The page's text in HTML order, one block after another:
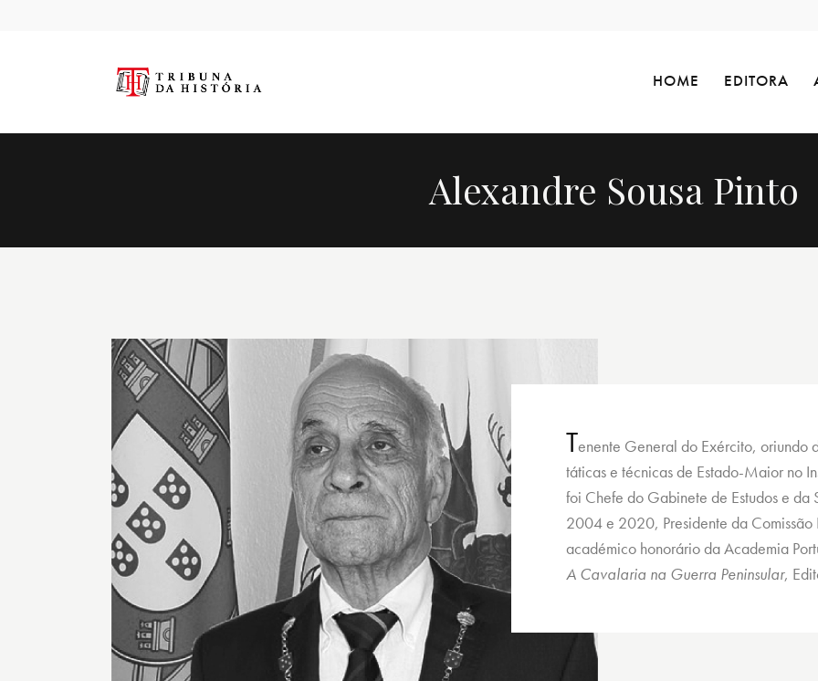
HOME EDITORA
Alexandre Sousa Pinto
Tenente General do Exército, oriundo
táticas e técnicas de Estado-Maior no
foi Chefe do Gabinete de Estudos e
2004 e 2020, Presidente da Comissão
académico honorário da Academia
A Cavalaria na Guerra Peninsular,